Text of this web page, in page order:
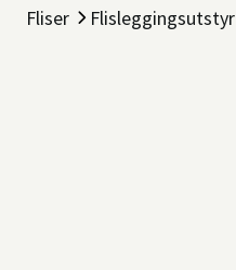
Fliser Flisleggingsutstyr